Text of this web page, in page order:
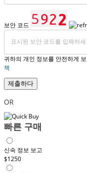
보안 코드
귀하의 개인 정보를 안전하게
책
제출하다
OR
빠른 구매
신속 정보 보고
$1250